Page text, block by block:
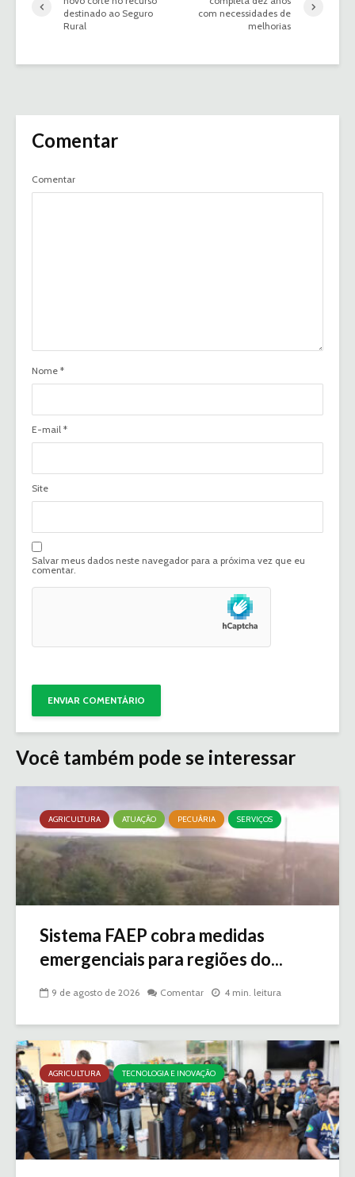
destinado ao Seguro
Rural
com necessidades de
melhorias
Comentar
Comentar
Nome *
E-mail *
Site
Salvar meus dados neste navegador para a próxima vez que eu
comentar.
Você também pode se interessar
AGRICULTURA ATUAÇÃO PECUÁRIA SERVIÇOS
Sistema FAEP cobra medidas
emergenciais para regiões do...
9 de agosto de 2026 Comentar 4 min. leitura
AGRICULTURA TECNOLOGIA E INOVAÇÃO